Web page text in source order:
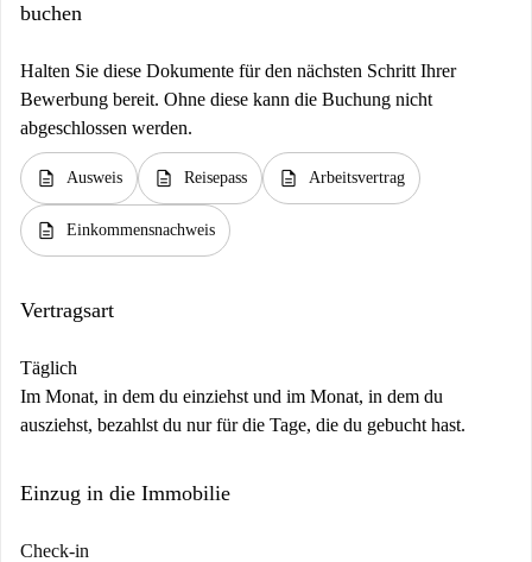
buchen
Halten Sie diese Dokumente für den nächsten Schritt Ihrer
Bewerbung bereit. Ohne diese kann die Buchung nicht
abgeschlossen werden.
description Ausweis description Reisepass description Arbeitsvertrag
description Einkommensnachweis
Vertragsart
Täglich
Im Monat, in dem du einziehst und im Monat, in dem du
ausziehst, bezahlst du nur für die Tage, die du gebucht hast.
Einzug in die Immobilie
Check-in